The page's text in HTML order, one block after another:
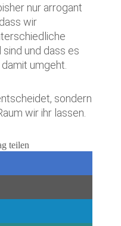
nur arrogant
wir
und dass es
umgeht.
sondern
wir ihr lassen.
teilen